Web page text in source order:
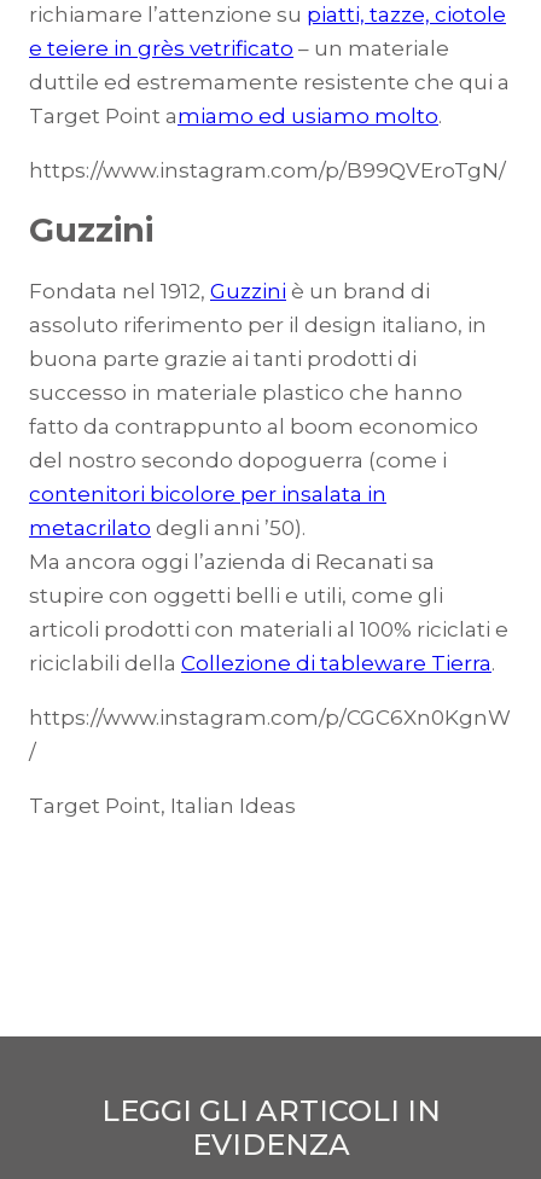
richiamare l’attenzione su piatti, tazze, ciotole
e teiere in grès vetrificato – un materiale
duttile ed estremamente resistente che qui a
Target Point amiamo ed usiamo molto.
https://www.instagram.com/p/B99QVEroTgN/
Guzzini
Fondata nel 1912, Guzzini è un brand di
assoluto riferimento per il design italiano, in
buona parte grazie ai tanti prodotti di
successo in materiale plastico che hanno
fatto da contrappunto al boom economico
del nostro secondo dopoguerra (come i
contenitori bicolore per insalata in
metacrilato degli anni ’50).
Ma ancora oggi l’azienda di Recanati sa
stupire con oggetti belli e utili, come gli
articoli prodotti con materiali al 100% riciclati e
riciclabili della Collezione di tableware Tierra.
https://www.instagram.com/p/CGC6Xn0KgnW
/
Target Point, Italian Ideas
LEGGI GLI ARTICOLI IN
EVIDENZA